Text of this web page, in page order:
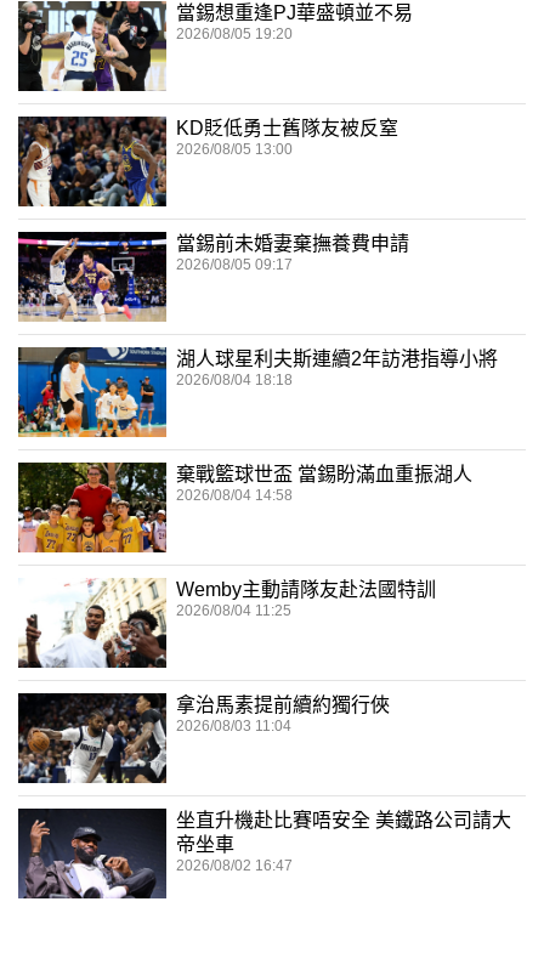
當錫想重逢PJ華盛頓並不易
2026/08/05 19:20
KD貶低勇士舊隊友被反窒
2026/08/05 13:00
當錫前未婚妻棄撫養費申請
2026/08/05 09:17
湖人球星利夫斯連續2年訪港指導小將
2026/08/04 18:18
棄戰籃球世盃 當錫盼滿血重振湖人
2026/08/04 14:58
Wemby主動請隊友赴法國特訓
2026/08/04 11:25
拿治馬素提前續約獨行俠
2026/08/03 11:04
坐直升機赴比賽唔安全 美鐵路公司請大
帝坐車
2026/08/02 16:47